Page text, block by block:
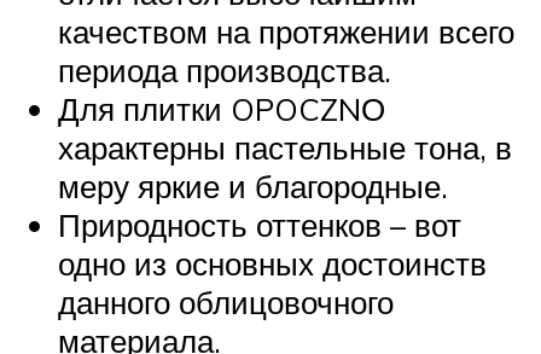
качеством на протяжении всего
периода производства.
Для плитки OPOCZNО
характерны пастельные тона, в
меру яркие и благородные.
Природность оттенков – вот
одно из основных достоинств
данного облицовочного
материала.